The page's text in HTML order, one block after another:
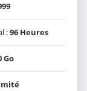
:96 Heures
Go